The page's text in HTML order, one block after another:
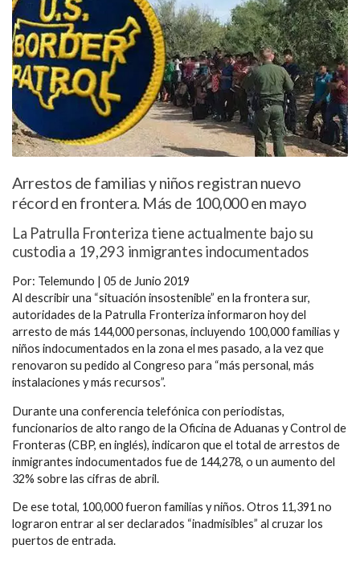
Arrestos de familias y niños registran nuevo
récord en frontera. Más de 100,000 en mayo
La Patrulla Fronteriza tiene actualmente bajo su
custodia a 19,293 inmigrantes indocumentados
Por: Telemundo | 05 de Junio 2019
Al describir una “situación insostenible” en la frontera sur,
autoridades de la Patrulla Fronteriza informaron hoy del
arresto de más 144,000 personas, incluyendo 100,000 familias y
niños indocumentados en la zona el mes pasado, a la vez que
renovaron su pedido al Congreso para “más personal, más
instalaciones y más recursos”.
Durante una conferencia telefónica con periodistas,
funcionarios de alto rango de la Oficina de Aduanas y Control de
Fronteras (CBP, en inglés), indicaron que el total de arrestos de
inmigrantes indocumentados fue de 144,278, o un aumento del
32% sobre las cifras de abril.
De ese total, 100,000 fueron familias y niños. Otros 11,391 no
lograron entrar al ser declarados “inadmisibles” al cruzar los
puertos de entrada.